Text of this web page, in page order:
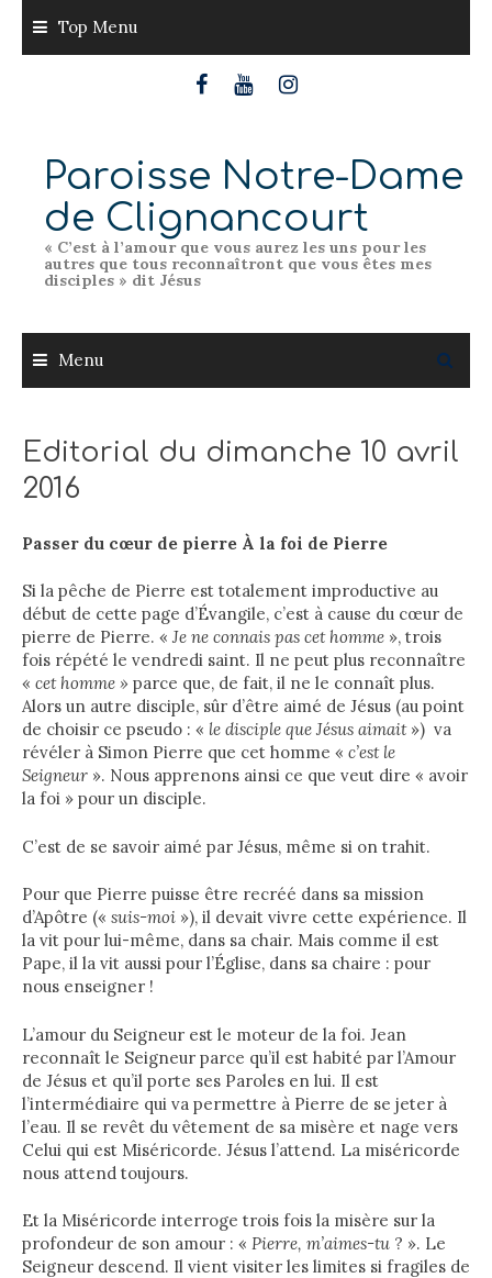
content
Top Menu
Paroisse Notre-Dame
de Clignancourt
« C’est à l’amour que vous aurez les uns pour les
autres que tous reconnaîtront que vous êtes mes
disciples » dit Jésus
Menu
Editorial du dimanche 10 avril
2016
Passer du cœur de pierre À la foi de Pierre
Si la pêche de Pierre est totalement improductive au
début de cette page d’Évangile, c’est à cause du cœur de
pierre de Pierre. « Je ne connais pas cet homme », trois
fois répété le vendredi saint. Il ne peut plus reconnaître
« cet homme » parce que, de fait, il ne le connaît plus.
Alors un autre disciple, sûr d’être aimé de Jésus (au point
de choisir ce pseudo : « le disciple que Jésus aimait») va
révéler à Simon Pierre que cet homme « c’est le
Seigneur ». Nous apprenons ainsi ce que veut dire « avoir
la foi » pour un disciple.
C’est de se savoir aimé par Jésus, même si on trahit.
Pour que Pierre puisse être recréé dans sa mission
d’Apôtre (« suis-moi »), il devait vivre cette expérience. Il
la vit pour lui-même, dans sa chair. Mais comme il est
Pape, il la vit aussi pour l’Église, dans sa chaire : pour
nous enseigner !
L’amour du Seigneur est le moteur de la foi. Jean
reconnaît le Seigneur parce qu’il est habité par l’Amour
de Jésus et qu’il porte ses Paroles en lui. Il est
l’intermédiaire qui va permettre à Pierre de se jeter à
l’eau. Il se revêt du vêtement de sa misère et nage vers
Celui qui est Miséricorde. Jésus l’attend. La miséricorde
nous attend toujours.
Et la Miséricorde interroge trois fois la misère sur la
profondeur de son amour : « Pierre, m’aimes-tu ? ». Le
Seigneur descend. Il vient visiter les limites si fragiles de